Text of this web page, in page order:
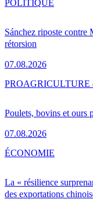
Sánchez riposte contre
rétorsion
07.08.2026
POLITIQUE
Poulets, bovins et ours
07.08.2026
PRO
La « résilience
des exportations
ÉCONOMIE